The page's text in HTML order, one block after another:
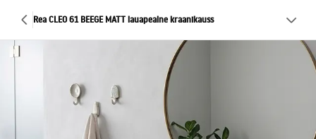
Rea CLEO 61 BEEGE MATT lauapealne kraanikauss